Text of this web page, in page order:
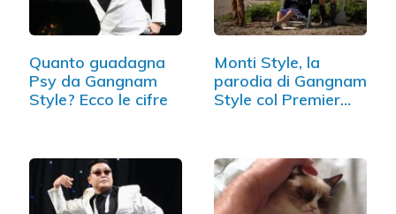
Quanto guadagna
Psy da Gangnam
Style? Ecco le cifre
Monti Style, la
parodia di Gangnam
Style col Premier